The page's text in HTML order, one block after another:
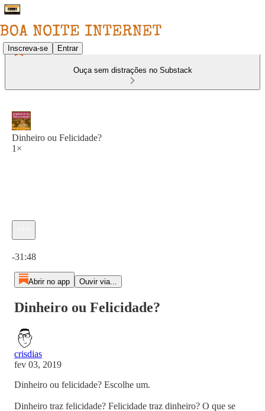
Inscreva-se Entrar
Ouça sem distrações no Substack
Dinheiro ou Felicidade?
1×
-31:48
Abrir no app Ouvir via...
Dinheiro ou Felicidade?
crisdias
fev 03, 2019
Dinheiro ou felicidade? Escolhe um.
Dinheiro traz felicidade? Felicidade traz dinheiro? O que se